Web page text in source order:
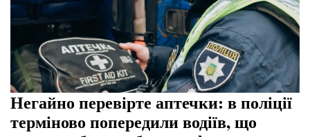
Негайно перевірте аптечки: в поліції
терміново попередили водіїв, що